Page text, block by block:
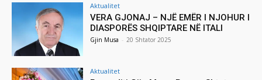
Aktualitet
VERA GJONAJ – NJË EMËR I NJOHUR I
DIASPORËS SHQIPTARE NË ITALI
Gjin Musa - 20 Shtator 2025
Aktualitet